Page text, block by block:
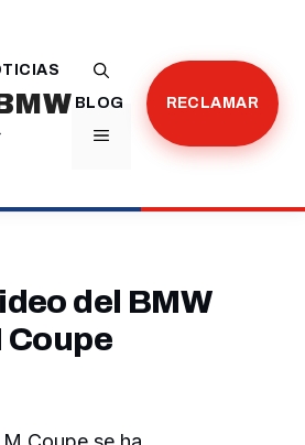
MENÚ
BLOG
RECLAMAR
del BMW
Coupe